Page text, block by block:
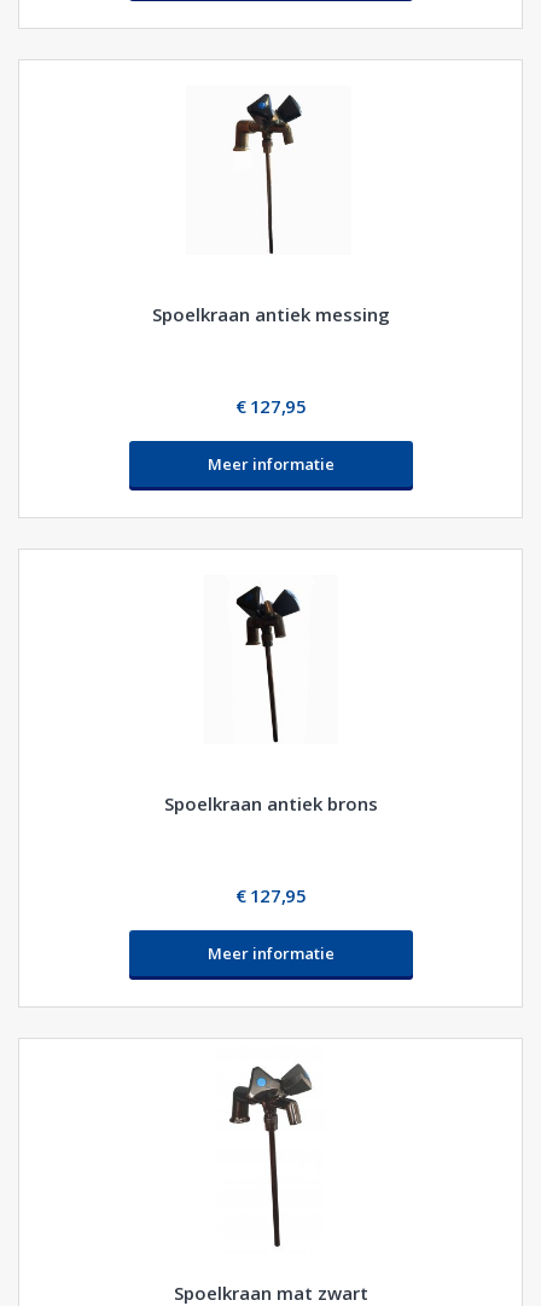
Spoelkraan antiek messing
€ 127,95
Meer informatie
Spoelkraan antiek brons
€ 127,95
Meer informatie
Spoelkraan mat zwart